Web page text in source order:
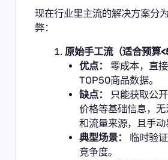
现在行业里主流的解决方案分
弊：
原始手工流（适合预算
优点：
零成本，直
TOP50商品数据。
缺点：
只能获取公
价格等基础信息，
和流量来源，且手动
典型场景：
临时验
竞争度。